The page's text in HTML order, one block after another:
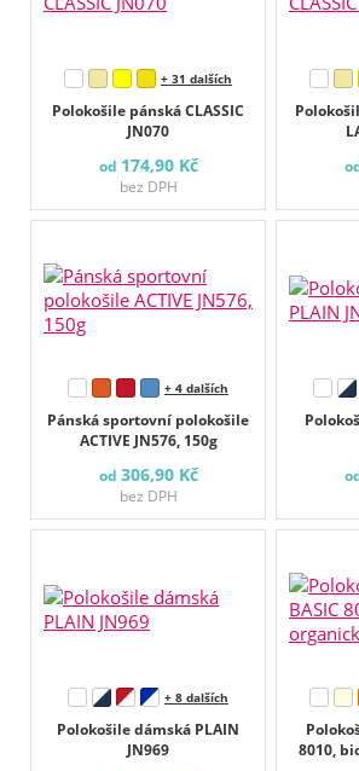
Polokošile pánská CLASSIC
JN070
+ 31 dalších
od 174,90 Kč
bez DPH
Pánská sportovní polokošile
ACTIVE JN576, 150g
+ 4 dalších
od 306,90 Kč
bez DPH
Polokošile dámská PLAIN
JN969
+ 8 dalších
8010,